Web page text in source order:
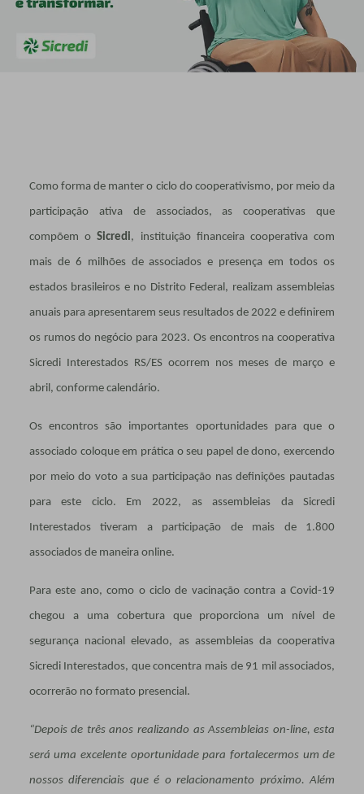
Como forma de manter o ciclo do cooperativismo, por meio da
participação ativa de associados, as cooperativas que
compõem oSicredi, instituição financeira cooperativa com
mais de 6 milhões de associados e presença em todos os
estados brasileiros e no Distrito Federal, realizam assembleias
anuais para apresentarem seus resultados de 2022 e definirem
os rumos do negócio para 2023. Os encontros na cooperativa
Sicredi Interestados RS/ES ocorrem nos meses de março e
abril, conforme calendário.
Os encontros são importantes oportunidades para que o
associado coloque em prática o seu papel de dono, exercendo
por meio do voto a sua participação nas definições pautadas
para este ciclo. Em 2022, as assembleias da Sicredi
Interestados tiveram a participação de mais de 1.800
associados de maneira online.
Para este ano, como o ciclo de vacinação contra a Covid-19
chegou a uma cobertura que proporciona um nível de
segurança nacional elevado, as assembleias da cooperativa
Sicredi Interestados, que concentra mais de 91 mil associados,
ocorrerão no formato presencial.
“Depois de três anos realizando as Assembleias on-line, esta
será uma excelente oportunidade para fortalecermos um de
nossos diferenciais que é o relacionamento próximo. Além